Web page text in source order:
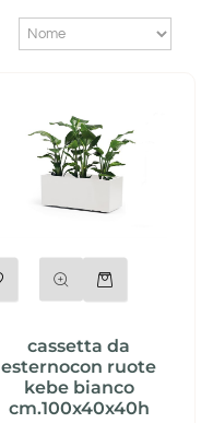
cassetta da
esternocon ruote
kebe bianco
cm.100x40x40h